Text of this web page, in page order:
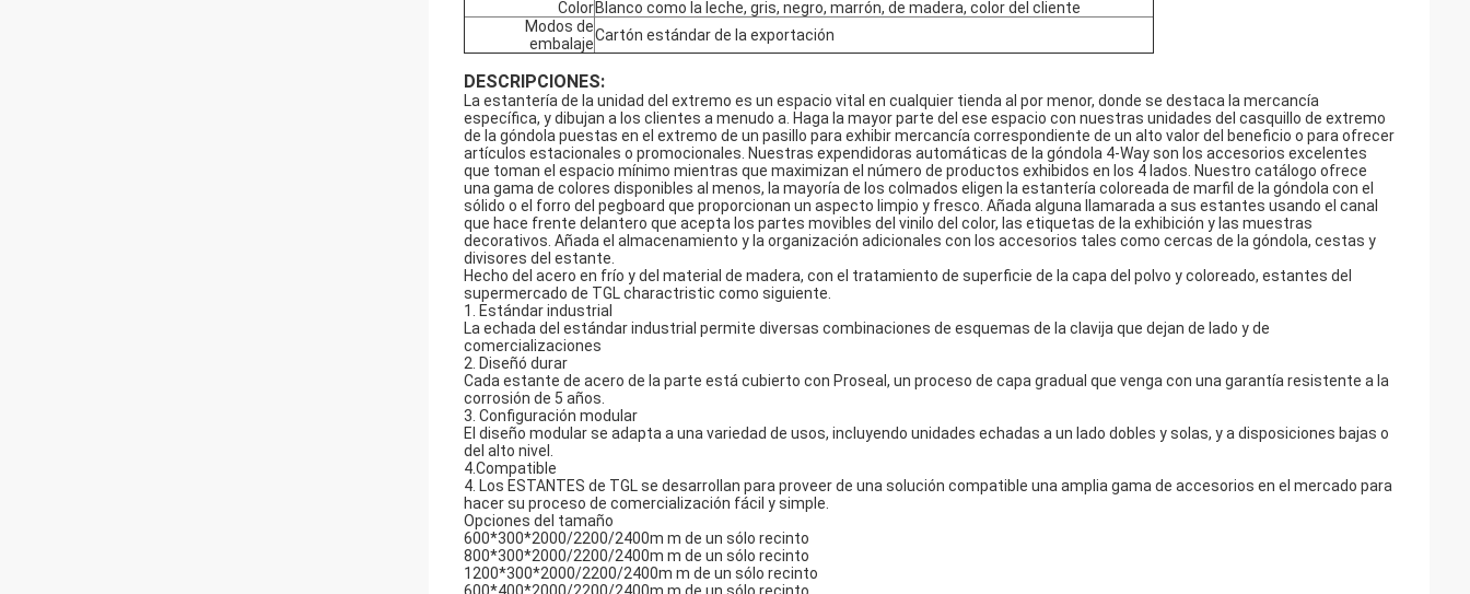
ColorBlanco como la leche, gris, negro, marrón, de madera, color del cliente
Modos de
embalajeCartón estándar de la exportación
DESCRIPCIONES:
La estantería de la unidad del extremo es un espacio vital en cualquier tienda al por menor, donde se destaca la mercancía
específica, y dibujan a los clientes a menudo a. Haga la mayor parte del ese espacio con nuestras unidades del casquillo de extremo
de la góndola puestas en el extremo de un pasillo para exhibir mercancía correspondiente de un alto valor del beneficio o para ofrecer
artículos estacionales o promocionales. Nuestras expendidoras automáticas de la góndola 4-Way son los accesorios excelentes
que toman el espacio mínimo mientras que maximizan el número de productos exhibidos en los 4 lados. Nuestro catálogo ofrece
una gama de colores disponibles al menos, la mayoría de los colmados eligen la estantería coloreada de marfil de la góndola con el
sólido o el forro del pegboard que proporcionan un aspecto limpio y fresco. Añada alguna llamarada a sus estantes usando el canal
que hace frente delantero que acepta los partes movibles del vinilo del color, las etiquetas de la exhibición y las muestras
decorativos. Añada el almacenamiento y la organización adicionales con los accesorios tales como cercas de la góndola, cestas y
divisores del estante.
Hecho del acero en frío y del material de madera, con el tratamiento de superficie de la capa del polvo y coloreado, estantes del
supermercado de TGL charactristic como siguiente.
1. Estándar industrial
La echada del estándar industrial permite diversas combinaciones de esquemas de la clavija que dejan de lado y de
comercializaciones
2. Diseñó durar
Cada estante de acero de la parte está cubierto con Proseal, un proceso de capa gradual que venga con una garantía resistente a la
corrosión de 5 años.
3. Configuración modular
El diseño modular se adapta a una variedad de usos, incluyendo unidades echadas a un lado dobles y solas, y a disposiciones bajas o
del alto nivel.
4.Compatible
4. Los ESTANTES de TGL se desarrollan para proveer de una solución compatible una amplia gama de accesorios en el mercado para
hacer su proceso de comercialización fácil y simple.
Opciones del tamaño
600*300*2000/2200/2400m m de un sólo recinto
800*300*2000/2200/2400m m de un sólo recinto
1200*300*2000/2200/2400m m de un sólo recinto